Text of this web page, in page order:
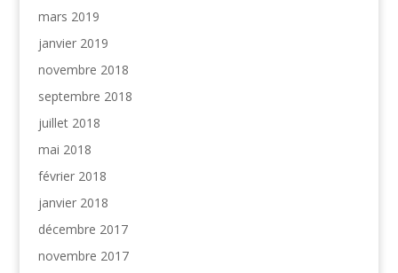
mars 2019
janvier 2019
novembre 2018
septembre 2018
juillet 2018
mai 2018
février 2018
janvier 2018
décembre 2017
novembre 2017